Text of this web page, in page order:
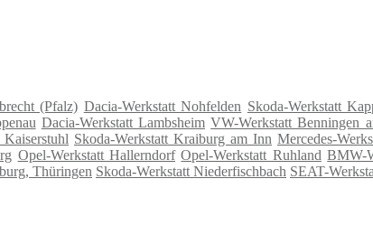
(Pfalz) Dacia-Werkstatt Nohfelden Skoda-Werkstatt
Dacia-Werkstatt Lambsheim VW-Werkstatt Benningen
Skoda-Werkstatt Kraiburg am Inn Mercedes-
Opel-Werkstatt Hallerndorf Opel-Werkstatt Ruhland BMW-
Thüringen Skoda-Werkstatt Niederfischbach SEAT-